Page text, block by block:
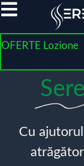
OFERTE Lozione
Cu